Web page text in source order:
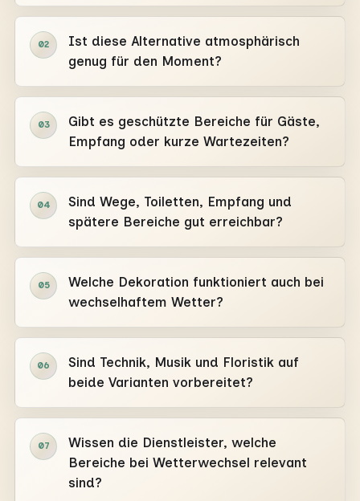
02
Ist diese Alternative atmosphärisch
genug für den Moment?
03
Gibt es geschützte Bereiche für Gäste,
Empfang oder kurze Wartezeiten?
04
Sind Wege, Toiletten, Empfang und
spätere Bereiche gut erreichbar?
05
Welche Dekoration funktioniert auch bei
wechselhaftem Wetter?
06
Sind Technik, Musik und Floristik auf
beide Varianten vorbereitet?
07
Wissen die Dienstleister, welche
Bereiche bei Wetterwechsel relevant
sind?